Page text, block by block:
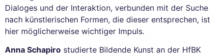
Dialoges und der Interaktion, verbunden mit der Suche
nach künstlerischen Formen, die dieser entsprechen, ist
hier möglicherweise wichtiger Impuls.
Anna Schapiro studierte Bildende Kunst an der HfBK